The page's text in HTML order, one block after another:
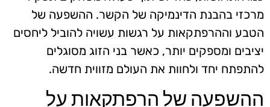
מרכזי בהבנת הדינמיקה של הקשר. ההשפעה של
הטבע וההרפתקאות על רגשות עשויה להוביל ליחסים
יציבים ומספקים יותר, כאשר בני הזוג מסוגלים
להתפתח יחד ולחוות את העולם מזווית חדשה.
ההשפעה של הרפתקאות על